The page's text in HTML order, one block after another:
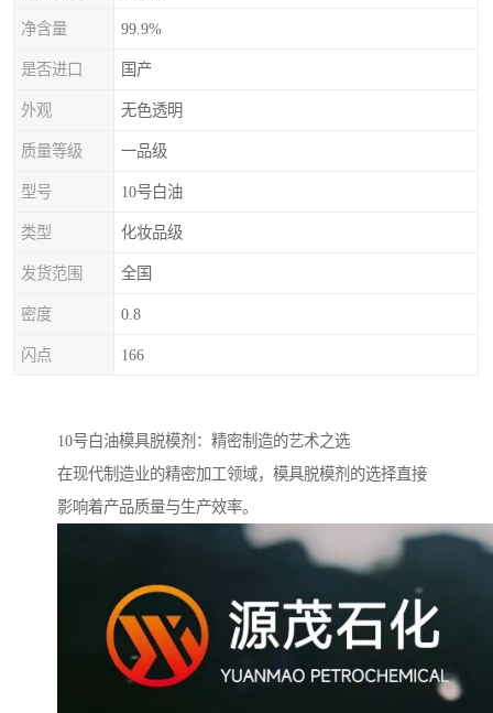
净含量 99.9%
是否进口 国产
外观 无色透明
质量等级 一品级
型号 10号白油
类型 化妆品级
发货范围 全国
密度 0.8
闪点 166
10号白油模具脱模剂：精密制造的艺术之选
在现代制造业的精密加工领域，模具脱模剂的选择直接
影响着产品质量与生产效率。